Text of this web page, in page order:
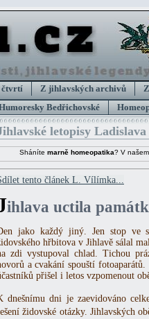
čtvrtí Z jihlavských archivů
Bedřichovské
letopisy
Sháníte marně homeopatika? V
tento článek L. Vílímka...
ihlava uctila
jako každý jiný. Jen stop ve
hřbitova v Jihlavě sálal
zdi vystupoval chlad. Tichou
a cvakání spouští
přišel i letos vzpomenout
dnešnímu dni je zaevidováno
židovské otázky. Jihlavských